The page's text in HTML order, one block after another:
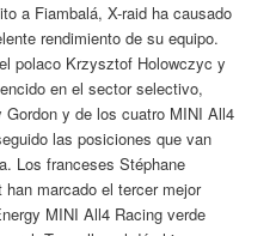
a Fiambalá, X-raid ha causado
rendimiento de su equipo.
polaco Krzysztof Holowczyc y
en el sector selectivo,
y de los cuatro MINI All4
las posiciones que van
Los franceses Stéphane
marcado el tercer mejor
MINI All4 Racing verde